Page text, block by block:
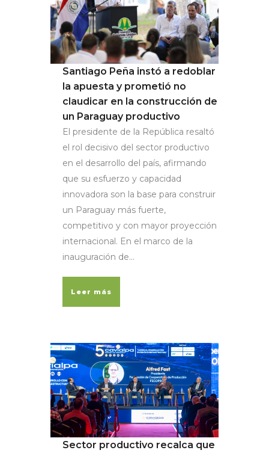
Santiago Peña instó a redoblar
la apuesta y prometió no
claudicar en la construcción de
un Paraguay productivo
El presidente de la República resaltó
el rol decisivo del sector productivo
en el desarrollo del país, afirmando
que su esfuerzo y capacidad
innovadora son la base para construir
un Paraguay más fuerte,
competitivo y con mayor proyección
internacional. En el marco de la
inauguración de...
Leer más
Sector productivo recalca que